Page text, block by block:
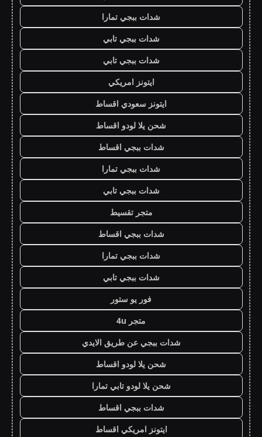
شدات ببجي تمارا
شدات ببجي تابي
شدات ببجي تابي
ايتونز امريكي
ايتونز سعودي اقساط
شحن يلا لودو اقساط
شدات ببجي اقساط
شدات ببجي تمارا
شدات ببجي تابي
متجر تقسيط
شدات ببجي اقساط
شدات ببجي تمارا
شدات ببجي تابي
فور يو ستور
متجر 4u
شدات ببجي عن طريق الايدي
شحن يلا لودو اقساط
شحن يلا لودو تابي تمارا
شدات ببجي اقساط
ايتونز امريكي اقساط